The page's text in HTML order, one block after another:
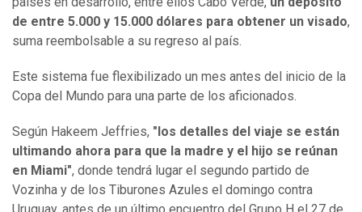
de entre 5.000 y 15.000 dólares para obtener un visado,
suma reembolsable a su regreso al país.
Este sistema fue flexibilizado un mes antes del inicio de la
Copa del Mundo para una parte de los aficionados.
Según Hakeem Jeffries, "los detalles del viaje se están
ultimando ahora para que la madre y el hijo se reúnan
en Miami", donde tendrá lugar el segundo partido de
Vozinha y de los Tiburones Azules el domingo contra